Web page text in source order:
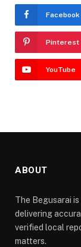
Facebook
Pinterest
YouTube
ABOUT
The Begusarai
delivering
verified local
matters.